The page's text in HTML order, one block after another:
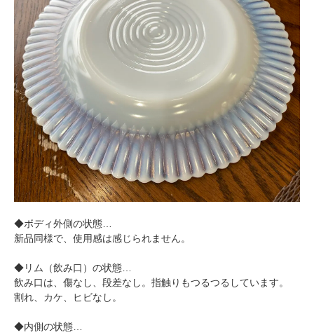
◆ボディ外側の状態…
新品同様で、使用感は感じられません。
◆リム（飲み口）の状態…
飲み口は、傷なし、段差なし。指触りもつるつるしています。
割れ、カケ、ヒビなし。
◆内側の状態…